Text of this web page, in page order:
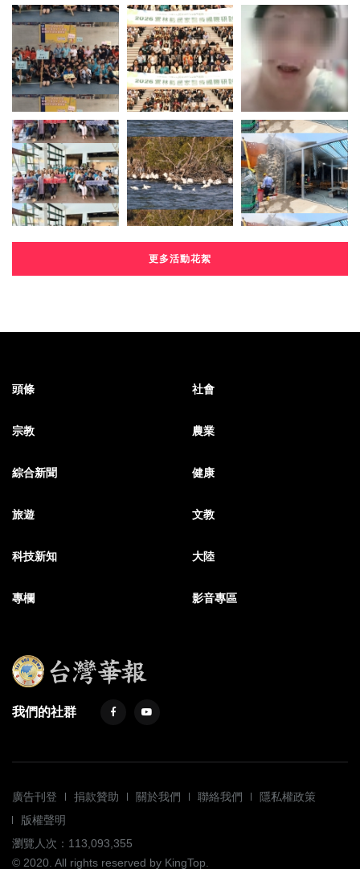
更多活動花絮
頭條 社會
宗教 農業
綜合新聞 健康
旅遊 文教
科技新知 大陸
專欄 影音專區
我們的社群
廣告刊登 捐款贊助 關於我們 聯絡我們
隱私權政策
版權聲明
瀏覽人次：113,093,355
© 2020. All rights reserved by KingTop.